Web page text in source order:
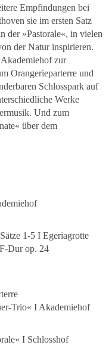
Empfindungen bei
sie im ersten Satz
der »Pastorale«, in vielen
der Natur inspirieren.
zur
Orangerieparterre und
Schlosspark auf
Werke
Und zum
über dem
1-5 I Egeriagrotte
Dur op. 24
Trio« I Akademiehof
I Schlosshof